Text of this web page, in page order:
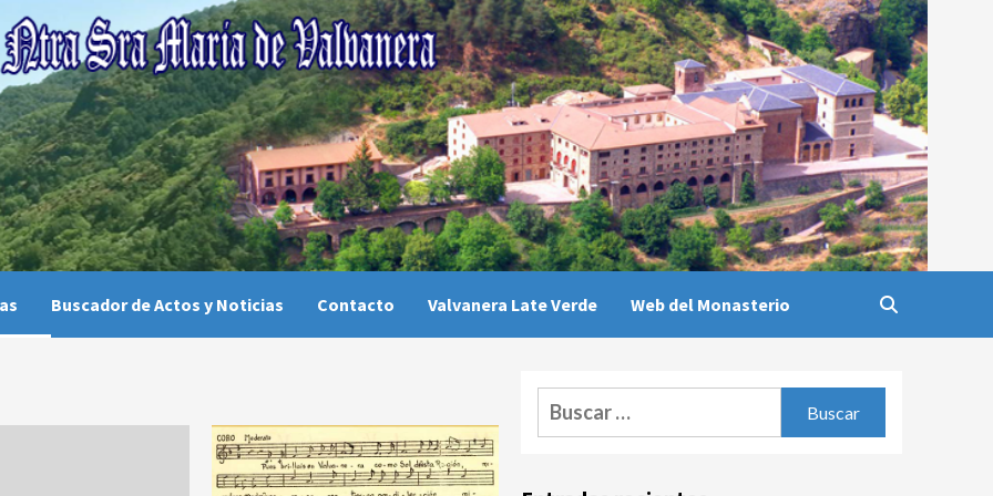
Buscador de Actos y Noticias Contacto Valvanera Late Verde Web del Monasterio
Buscar: